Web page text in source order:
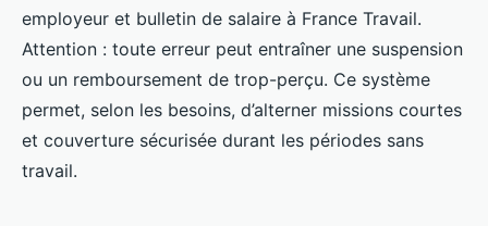
employeur et bulletin de salaire à France Travail.
Attention : toute erreur peut entraîner une suspension
ou un remboursement de trop-perçu. Ce système
permet, selon les besoins, d’alterner missions courtes
et couverture sécurisée durant les périodes sans
travail.